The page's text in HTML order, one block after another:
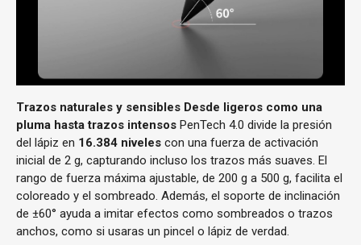
Trazos naturales y sensibles Desde ligeros como una
pluma hasta trazos intensos PenTech 4.0 divide la presión
del lápiz en 16.384 niveles con una fuerza de activación
inicial de 2 g, capturando incluso los trazos más suaves. El
rango de fuerza máxima ajustable, de 200 g a 500 g, facilita el
coloreado y el sombreado. Además, el soporte de inclinación
de ±60° ayuda a imitar efectos como sombreados o trazos
anchos, como si usaras un pincel o lápiz de verdad.